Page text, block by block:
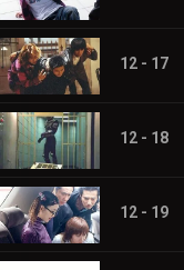
12 - 17
12 - 18
12 - 19